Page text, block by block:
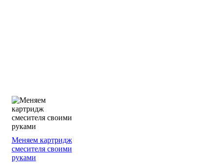
Меняем картридж
смесителя своими
руками